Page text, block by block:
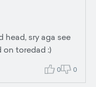
sry aga see
on toredad :)
0 0